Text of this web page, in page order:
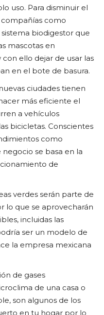
uso. Para disminuir el
como
biodigestor que
mascotas en
ello dejar de usar las
en el bote de basura.
ciudades tienen
más eficiente el
a vehículos
bicicletas. Conscientes
como
se basa en la
de
verdes serán parte de
lo que se aprovecharán
incluidas las
ser un modelo de
la empresa mexicana
de gases
de una casa o
son algunos de los
en tu hogar por lo